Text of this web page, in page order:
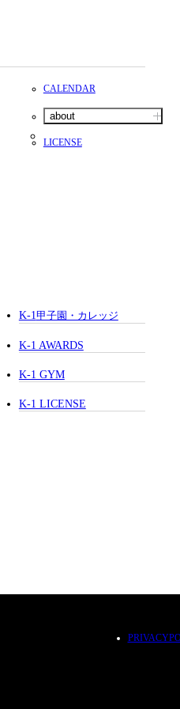
CALENDAR
about
LICENSE
K-1甲子園・カレッジ
K-1 AWARDS
K-1 GYM
K-1 LICENSE